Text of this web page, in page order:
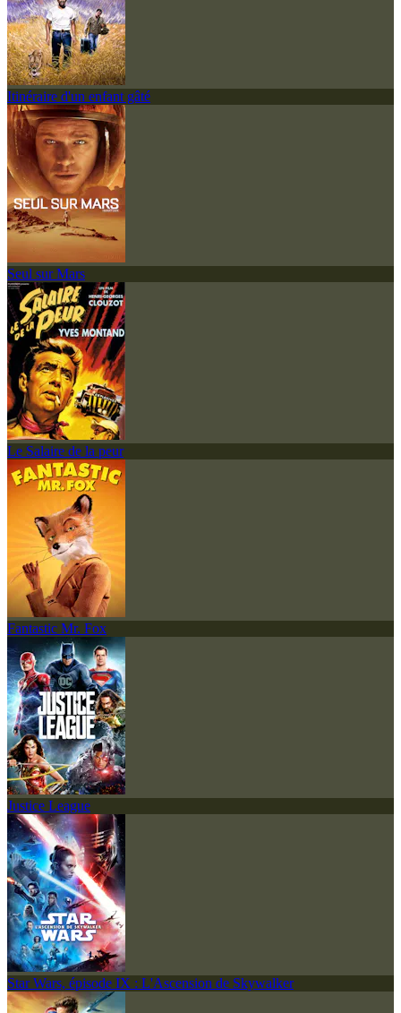
Itinéraire d'un enfant gâté
Seul sur Mars
Le Salaire de la peur
Fantastic Mr. Fox
Justice League
Star Wars, épisode IX : L'Ascension de Skywalker